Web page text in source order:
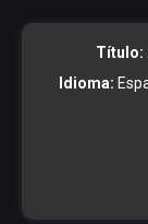
Título:
Idioma: